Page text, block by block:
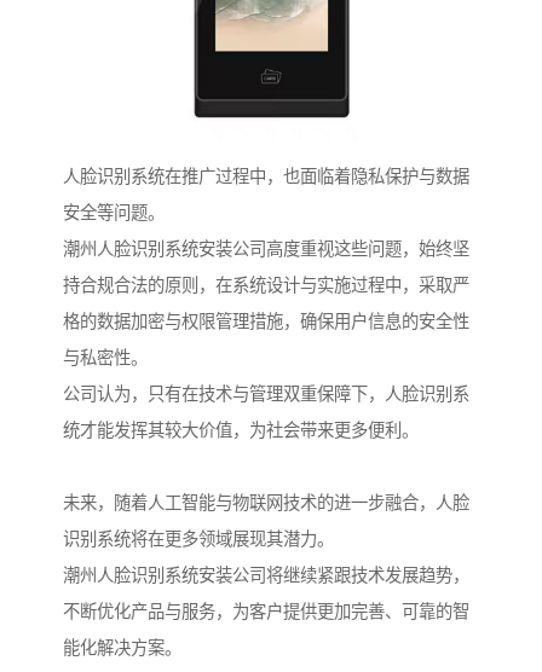
人脸识别系统在推广过程中，也面临着隐私保护与数据
安全等问题。
潮州人脸识别系统安装公司高度重视这些问题，始终坚
持合规合法的原则，在系统设计与实施过程中，采取严
格的数据加密与权限管理措施，确保用户信息的安全性
与私密性。
公司认为，只有在技术与管理双重保障下，人脸识别系
统才能发挥其较大价值，为社会带来更多便利。
未来，随着人工智能与物联网技术的进一步融合，人脸
识别系统将在更多领域展现其潜力。
潮州人脸识别系统安装公司将继续紧跟技术发展趋势，
不断优化产品与服务，为客户提供更加完善、可靠的智
能化解决方案。